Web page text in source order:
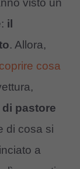
visto un
il
. Allora,
cosa
pastore
di cosa si
a